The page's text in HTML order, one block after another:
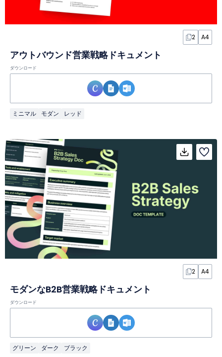
2 A4
アウトバウンド営業戦略ドキュメント
ダウンロード
ミニマル モダン レッド
2 A4
モダンなB2B営業戦略ドキュメント
ダウンロード
グリーン ダーク ブラック